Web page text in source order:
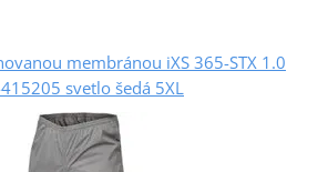
membránou iXS 365-STX 1.0
svetlo šedá 5XL